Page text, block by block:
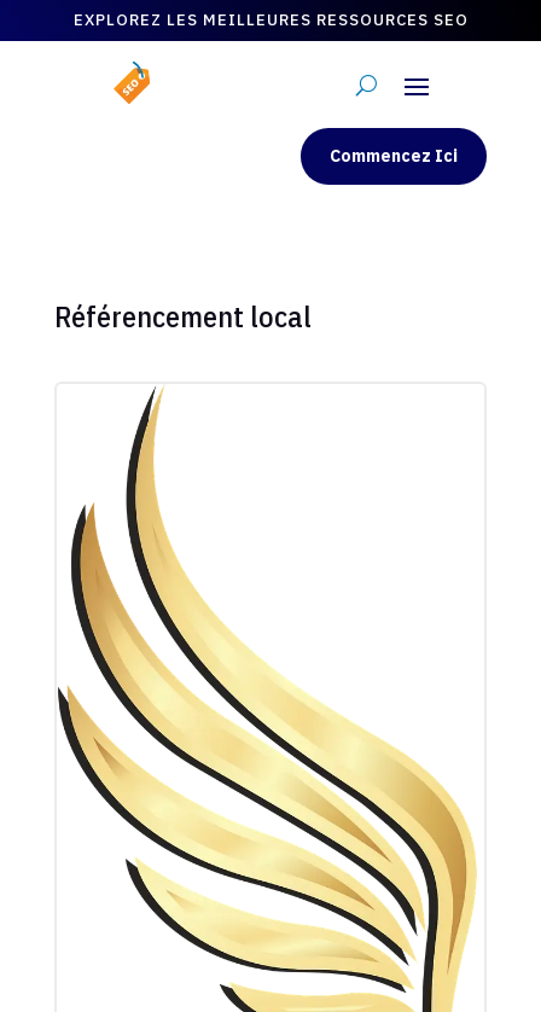
EXPLOREZ LES MEILLEURES RESSOURCES SEO
Commencez Ici
Référencement local